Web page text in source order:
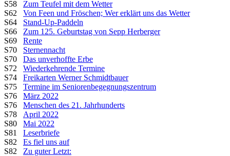
S58 Zum Teufel mit dem Wetter
S62 Von Feen und Fröschen; Wer erklärt uns das Wetter
S64 Stand-Up-Paddeln
S66 Zum 125. Geburtstag von Sepp Herberger
S69 Rente
S70 Sternennacht
S70 Das unverhoffte Erbe
S72 Wiederkehrende Termine
S74 Freikarten Werner Schmidtbauer
S75 Termine im Seniorenbegegnungszentrum
S76 März 2022
S76 Menschen des 21. Jahrhunderts
S78 April 2022
S80 Mai 2022
S81 Leserbriefe
S82 Es fiel uns auf
S82 Zu guter Letzt: